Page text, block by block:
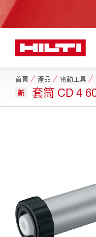
首頁 產品 電動工具
新 套筒 CD 4